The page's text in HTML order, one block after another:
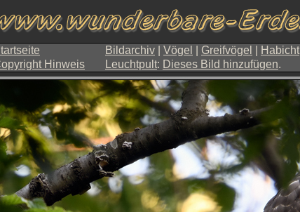
Bildarchiv Vögel Greifvögel Habicht
Hinweis Leuchtpult: Dieses Bild hinzufügen.